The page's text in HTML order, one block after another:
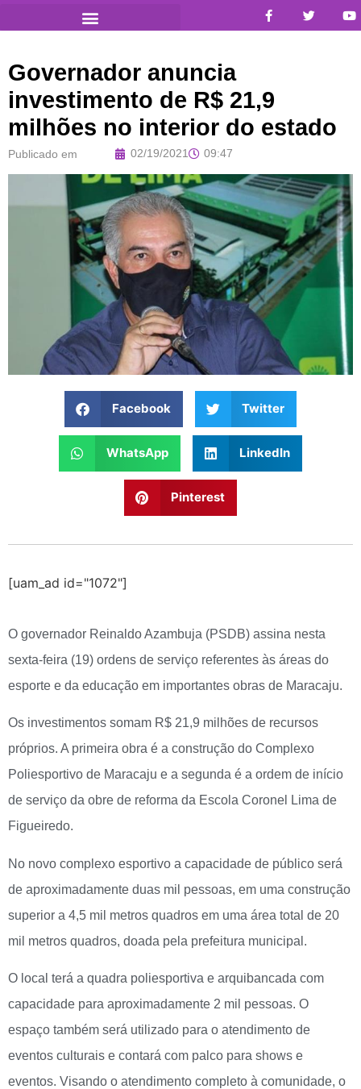
Governador anuncia
investimento de R$ 21,9
milhões no interior do estado
Publicado em 02/19/2021 09:47
Facebook Twitter
WhatsApp LinkedIn
Pinterest
[uam_ad id="1072"]
O governador Reinaldo Azambuja (PSDB) assina nesta
sexta-feira (19) ordens de serviço referentes às áreas do
esporte e da educação em importantes obras de Maracaju.
Os investimentos somam R$ 21,9 milhões de recursos
próprios. A primeira obra é a construção do Complexo
Poliesportivo de Maracaju e a segunda é a ordem de início
de serviço da obre de reforma da Escola Coronel Lima de
Figueiredo.
No novo complexo esportivo a capacidade de público será
de aproximadamente duas mil pessoas, em uma construção
superior a 4,5 mil metros quadros em uma área total de 20
mil metros quadros, doada pela prefeitura municipal.
O local terá a quadra poliesportiva e arquibancada com
capacidade para aproximadamente 2 mil pessoas. O
espaço também será utilizado para o atendimento de
eventos culturais e contará com palco para shows e
eventos. Visando o atendimento completo à comunidade, o